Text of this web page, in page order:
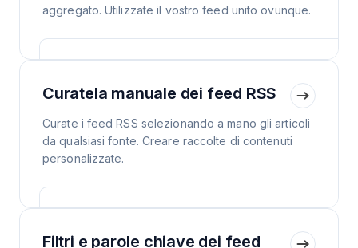
aggregato. Utilizzate il vostro feed unito ovunque.
Curatela manuale dei feed RSS
Curate i feed RSS selezionando a mano gli articoli
da qualsiasi fonte. Creare raccolte di contenuti
personalizzate.
Filtri e parole chiave dei feed